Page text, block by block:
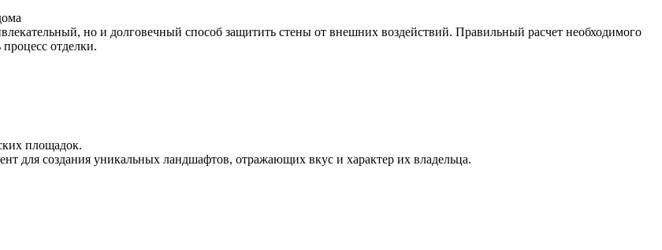
но и долговечный способ защитить стены от внешних воздействий. Правильный расчет необходимого
отделки.
площадок.
для создания уникальных ландшафтов, отражающих вкус и характер их владельца.